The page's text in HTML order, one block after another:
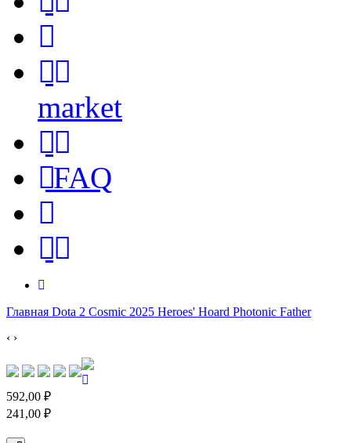
market
FAQ
Главная Dota 2 Cosmic 2025 Heroes' Hoard Photonic Father
‹ ›
592,00 ₽
241,00 ₽